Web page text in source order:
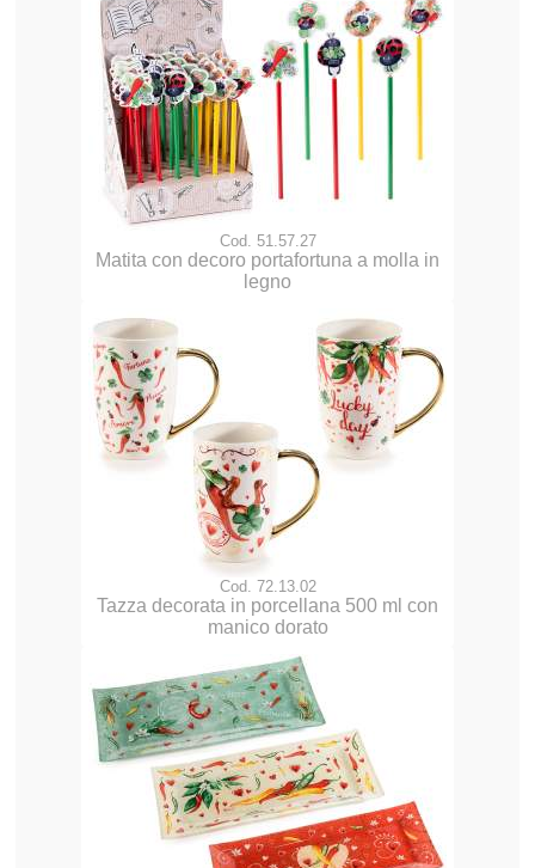
Cod. 51.57.27
Matita con decoro portafortuna a molla in
legno
Cod. 72.13.02
Tazza decorata in porcellana 500 ml con
manico dorato